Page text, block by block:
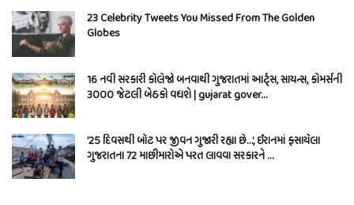
23 Celebrity Tweets You Missed From The Golden
Globes
16 નવી સરકારી કોલેજો બનવાથી ગુજરાતમાં આર્ટ્સ, સાયન્સ, કોમર્સની
3000 જેટલી બેઠકો વધશે | gujarat gover…
’25 દિવસથી બોટ પર જીવન ગુજારી રહ્યા છે…’, ઈરાનમાં ફસાયેલા
ગુજરાતના 72 માછીમારોએ પરત લાવવા સરકારને …